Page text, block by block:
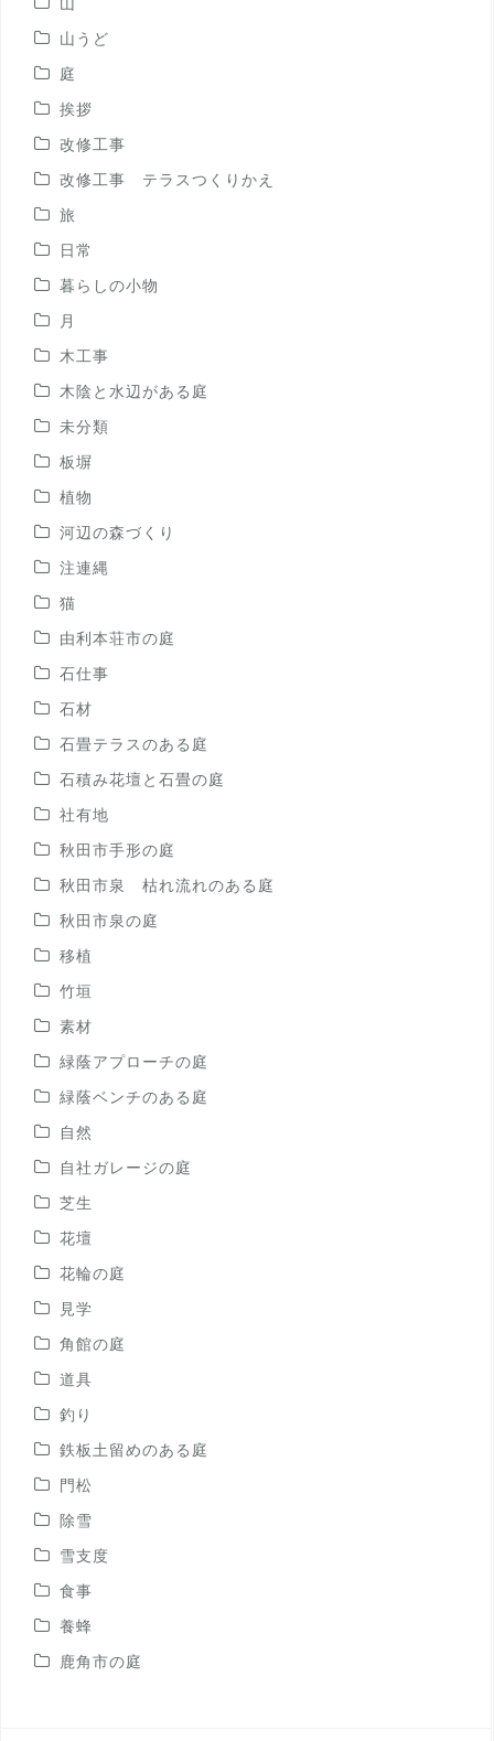
山うど
庭
挨拶
改修工事
改修工事 テラスつくりかえ
旅
日常
暮らしの小物
月
木工事
木陰と水辺がある庭
未分類
板塀
植物
河辺の森づくり
注連縄
猫
由利本荘市の庭
石仕事
石材
石畳テラスのある庭
石積み花壇と石畳の庭
社有地
秋田市手形の庭
秋田市泉 枯れ流れのある庭
秋田市泉の庭
移植
竹垣
素材
緑蔭アプローチの庭
緑蔭ベンチのある庭
自然
自社ガレージの庭
芝生
花壇
花輪の庭
見学
角館の庭
道具
釣り
鉄板土留めのある庭
門松
除雪
雪支度
食事
養蜂
鹿角市の庭